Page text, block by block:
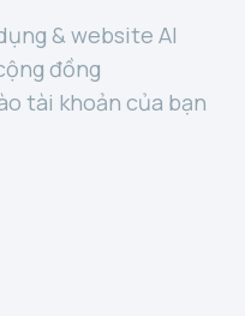
& website AI
đồng
tài khoản của bạn